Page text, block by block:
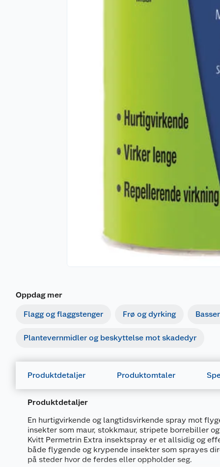
Oppdag mer
Flagg og flaggstenger Frø og dyrking
Plantevernmidler og beskyttelse mot skadedyr
Produktdetaljer Produktomtaler
Produktdetaljer
En hurtigvirkende og langtidsvirkende spray mot
insekter som maur, stokkmaur, stripete borrebiller
Kvitt Permetrin Extra insektspray er et allsidig og
både flygende og krypende insekter som sprayes
på steder hvor de ferdes eller oppholder seg.